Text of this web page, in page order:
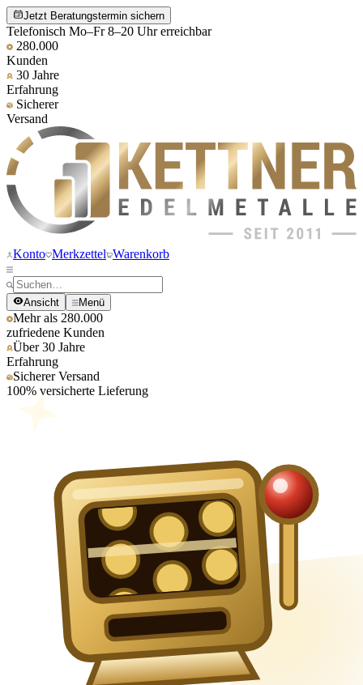
Jetzt Beratungstermin sichern
Telefonisch Mo–Fr 8–20 Uhr erreichbar
280.000
Kunden
30 Jahre
Erfahrung
Sicherer
Versand
Konto Merkzettel Warenkorb
Ansicht Menü
Mehr als 280.000
zufriedene Kunden
Über 30 Jahre
Erfahrung
Sicherer Versand
100% versicherte Lieferung